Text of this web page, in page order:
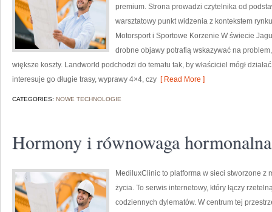
premium. Strona prowadzi czytelnika od
warsztatowy punkt widzenia z kontekstem
Motorsport i Sportowe Korzenie W świecie
drobne objawy potrafią wskazywać na
większe koszty. Landworld podchodzi do tematu tak, by właściciel mógł
interesuje go długie trasy, wyprawy 4×4, czy [ Read More ]
CATEGORIES: NOWE TECHNOLOGIE
Hormony i równowaga hormonalna
MediluxClinic to platforma w sieci stworzone z
życia. To serwis internetowy, który łączy
codziennych dylematów. W centrum tej